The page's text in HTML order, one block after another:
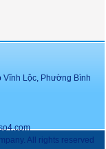
Vĩnh Lộc, Phường Bình
All rights reserved